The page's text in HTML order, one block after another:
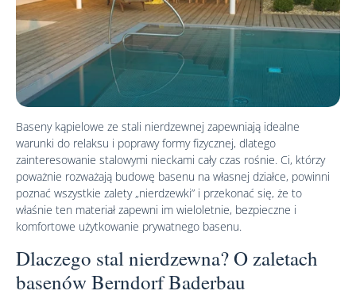
Baseny kąpielowe ze stali nierdzewnej zapewniają idealne
warunki do relaksu i poprawy formy fizycznej, dlatego
zainteresowanie stalowymi nieckami cały czas rośnie. Ci, którzy
poważnie rozważają budowę basenu na własnej działce, powinni
poznać wszystkie zalety „nierdzewki” i przekonać się, że to
właśnie ten materiał zapewni im wieloletnie, bezpieczne i
komfortowe użytkowanie prywatnego basenu.
Dlaczego stal nierdzewna? O zaletach
basenów Berndorf Baderbau